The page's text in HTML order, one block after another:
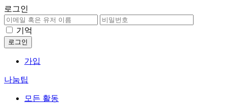
로그인
기억
가입
나눔팁
모든 활동